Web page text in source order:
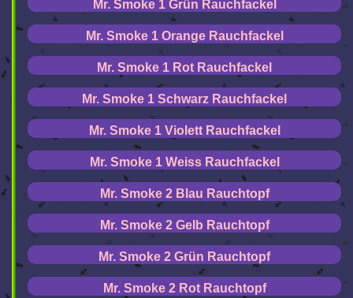
Mr. Smoke 1 Grün Rauchfackel
Mr. Smoke 1 Orange Rauchfackel
Mr. Smoke 1 Rot Rauchfackel
Mr. Smoke 1 Schwarz Rauchfackel
Mr. Smoke 1 Violett Rauchfackel
Mr. Smoke 1 Weiss Rauchfackel
Mr. Smoke 2 Blau Rauchtopf
Mr. Smoke 2 Gelb Rauchtopf
Mr. Smoke 2 Grün Rauchtopf
Mr. Smoke 2 Rot Rauchtopf